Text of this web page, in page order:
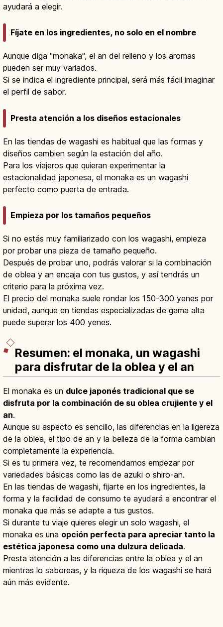
ayudará a elegir.
Fíjate en los ingredientes, no solo en el nombre
Aunque diga "monaka", el an del relleno y los aromas
pueden ser muy variados.
Si se indica el ingrediente principal, será más fácil imaginar
el perfil de sabor.
Presta atención a los diseños estacionales
En las tiendas de wagashi es habitual que las formas y
diseños cambien según la estación del año.
Para los viajeros que quieran experimentar la
estacionalidad japonesa, el monaka es un wagashi
perfecto como puerta de entrada.
Empieza por los tamaños pequeños
Si no estás muy familiarizado con los wagashi, empieza
por probar una pieza de tamaño pequeño.
Después de probar uno, podrás valorar si la combinación
de oblea y an encaja con tus gustos, y así tendrás un
criterio para la próxima vez.
El precio del monaka suele rondar los 150-300 yenes por
unidad, aunque en tiendas especializadas de gama alta
puede superar los 400 yenes.
Resumen: el monaka, un wagashi
para disfrutar de la oblea y el an
El monaka es un dulce japonés tradicional que se
disfruta por la combinación de su oblea crujiente y el
an.
Aunque su aspecto es sencillo, las diferencias en la ligereza
de la oblea, el tipo de an y la belleza de la forma cambian
completamente la experiencia.
Si es tu primera vez, te recomendamos empezar por
variedades básicas como las de azuki o shiro-an.
En las tiendas de wagashi, fijarte en los ingredientes, la
forma y la facilidad de consumo te ayudará a encontrar el
monaka que más se adapte a tus gustos.
Si durante tu viaje quieres elegir un solo wagashi, el
monaka es una opción perfecta para apreciar tanto la
estética japonesa como una dulzura delicada.
Presta atención a las diferencias entre la oblea y el an
mientras lo saboreas, y la riqueza de los wagashi se hará
aún más evidente.